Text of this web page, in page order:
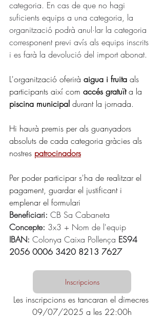
categoria. En cas de que no hagi
suficients equips a una categoria, la
organització podrà anul·lar la categoria
corresponent previ avís als equips inscrits
i es farà la devolució del import abonat.
L'organització oferirà aigua i fruita als
participants així com accés gratuït a la
piscina municipal durant la jornada.
Hi haurà premis per als guanyadors
absoluts de cada categoria gràcies als
nostres patrocinadors
Per poder participar s'ha de realitzar el
pagament, guardar el justificant i
emplenar el formulari
Beneficiari: CB Sa Cabaneta
Concepte: 3x3 + Nom de l'equip
IBAN: Colonya Caixa Pollença ES94
2056 0006 3420 8213 7627
Inscripcions
Les inscripcions es tancaran el dimecres
09/07/2025 a les 22:00h